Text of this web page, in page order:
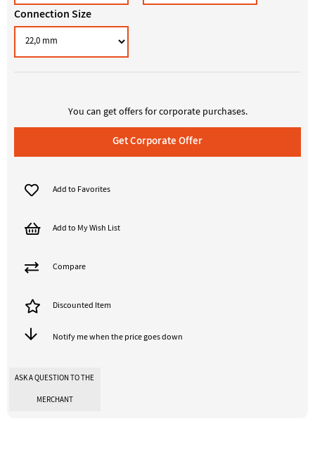
Connection Size
Add to Favorites
Add to My Wish List
Compare
Discounted Item
Notify me when the price goes down
ASK A QUESTION TO THE
MERCHANT